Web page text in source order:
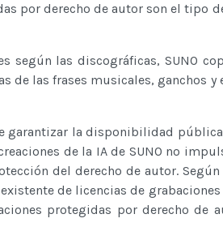
por derecho de autor son el tipo
las discográficas, SUNO
de las frases musicales, ganchos
garantizar la disponibilidad
de la IA de SUNO no
del derecho de autor.
de licencias de
protegidas por derecho de